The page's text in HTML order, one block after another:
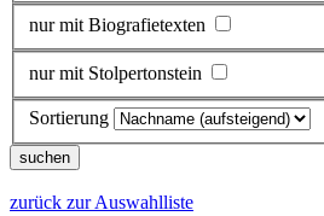
nur mit Biografietexten
nur mit Stolpertonstein
Sortierung
zurück zur Auswahlliste